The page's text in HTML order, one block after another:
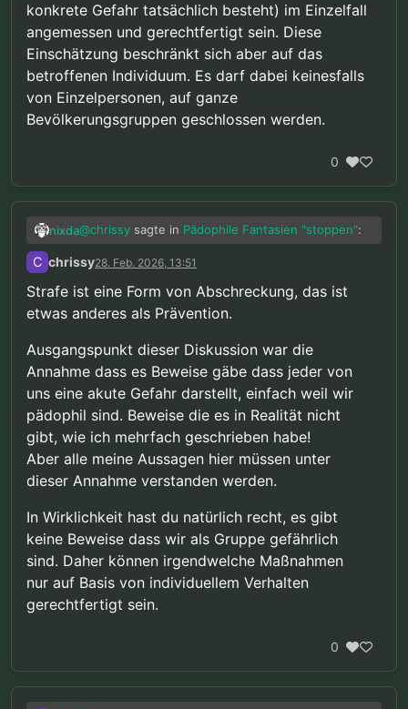
konkrete Gefahr tatsächlich besteht) im Einzelfall
angemessen und gerechtfertigt sein. Diese
Einschätzung beschränkt sich aber auf das
betroffenen Individuum. Es darf dabei keinesfalls
von Einzelpersonen, auf ganze
Bevölkerungsgruppen geschlossen werden.
0
nixda@chrissy sagte in Pädophile Fantasien "stoppen":
Personen die sich noch nichts zu schulden
haben kommen lassen.”
Nicht unbedingt. Auch Strafe wäre eine Form der
@chrissysagte in Pädophile Fantasien "stoppen"
“Wenn von einer Person …”
Da kommen wir der Sache schon näher.
störte mich v. a. an der Aussage:“… jeder von uns
…”.
Wenndas Verhalteneiner Person, Anlaß zu der
(nicht abstrakte!) Eigen- oder Fremdgefährdung
vorliegt, können - sofern keine milderen Mittel zur
Verfügung stehen - auch freiheitsentziehende
Maßnahmen, temporär, (bzw. solange eine
konkrete Gefahr tatsächlich besteht) im Einzelfall
angemessen und gerechtfertigt sein. Diese
Einschätzung beschränkt sich aber auf das
Bevölkerungsgruppen geschlossen werden.
C chrissy28. Feb. 2026, 13:51
Strafe ist eine Form von Abschreckung, das ist
etwas anderes als Prävention.
Ausgangspunkt dieser Diskussion war die
Annahme dass es Beweise gäbe dass jeder von
uns eine akute Gefahr darstellt, einfach weil wir
pädophil sind. Beweise die es in Realität nicht
gibt, wie ich mehrfach geschrieben habe!
Aber alle meine Aussagen hier müssen unter
dieser Annahme verstanden werden.
In Wirklichkeit hast du natürlich recht, es gibt
keine Beweise dass wir als Gruppe gefährlich
sind. Daher können irgendwelche Maßnahmen
nur auf Basis von individuellem Verhalten
gerechtfertigt sein.
0